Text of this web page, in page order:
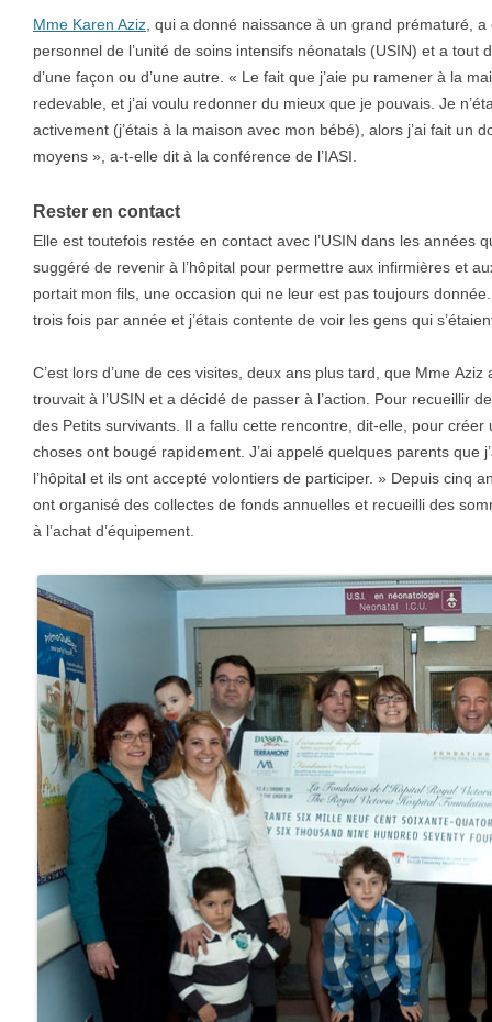
Mme Karen Aziz , qui a donné naissance à un grand prématuré,
personnel de l’unité de soins intensifs néonatals (USIN) et a tout
d’une façon ou d’une autre. « Le fait que j’aie pu ramener à la
redevable, et j’ai voulu redonner du mieux que je pouvais. Je
activement (j’étais à la maison avec mon bébé), alors j’ai fait un
moyens », a-t-elle dit à la conférence de l’IASI.
Rester en contact
Elle est toutefois restée en contact avec l’USIN dans les années
suggéré de revenir à l’hôpital pour permettre aux infirmières et
portait mon fils, une occasion qui ne leur est pas toujours
trois fois par année et j’étais contente de voir les gens qui
C’est lors d’une de ces visites, deux ans plus tard, que Mme
trouvait à l’USIN et a décidé de passer à l’action. Pour recueillir
des Petits survivants. Il a fallu cette rencontre, dit-elle, pour
choses ont bougé rapidement. J’ai appelé quelques parents que
l’hôpital et ils ont accepté volontiers de participer. » Depuis cinq
ont organisé des collectes de fonds annuelles et recueilli des
à l’achat d’équipement.